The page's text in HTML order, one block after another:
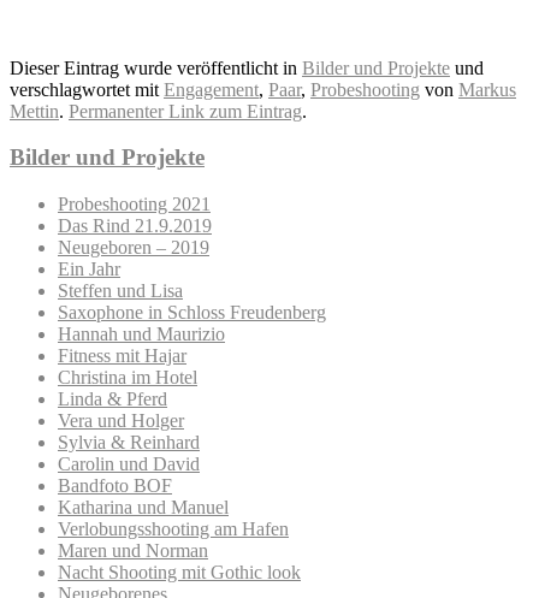
Dieser Eintrag wurde veröffentlicht in Bilder und Projekte und
verschlagwortet mit Engagement, Paar, Probeshooting von Markus
Mettin. Permanenter Link zum Eintrag.
Bilder und Projekte
Probeshooting 2021
Das Rind 21.9.2019
Neugeboren – 2019
Ein Jahr
Steffen und Lisa
Saxophone in Schloss Freudenberg
Hannah und Maurizio
Fitness mit Hajar
Christina im Hotel
Linda & Pferd
Vera und Holger
Sylvia & Reinhard
Carolin und David
Bandfoto BOF
Katharina und Manuel
Verlobungsshooting am Hafen
Maren und Norman
Nacht Shooting mit Gothic look